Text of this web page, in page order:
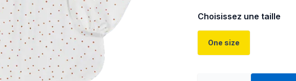
Choisissez une taille
One size